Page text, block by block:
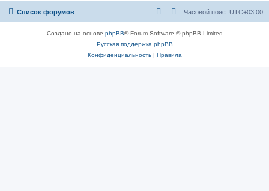
Список форумов Часовой пояс: UTC+03:00
Создано на основе phpBB® Forum Software © phpBB Limited
Русская поддержка phpBB
Конфиденциальность| Правила